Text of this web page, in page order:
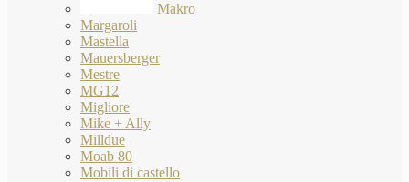
Makro
Margaroli
Mastella
Mauersberger
Mestre
MG12
Migliore
Mike + Ally
Milldue
Moab 80
Mobili di castello